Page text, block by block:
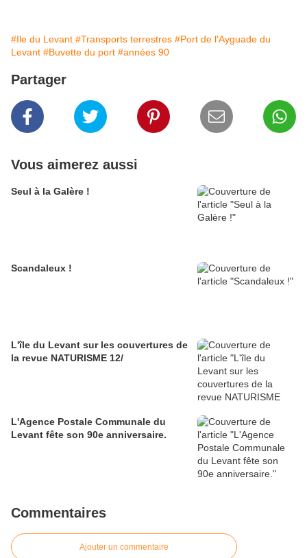
#Ile du Levant #Transports terrestres #Port de l'Ayguade du
Levant #Buvette du port #années 90
Partager
Vous aimerez aussi
Seul à la Galère !
Scandaleux !
L'île du Levant sur les couvertures de
la revue NATURISME 12/
L'Agence Postale Communale du
Levant fête son 90e anniversaire.
Commentaires
Ajouter un commentaire